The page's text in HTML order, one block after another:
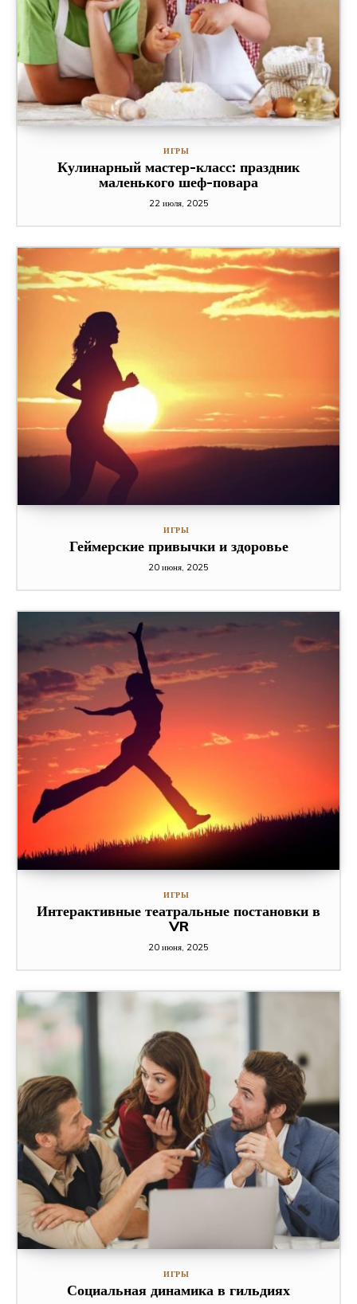
ИГРЫ
Кулинарный мастер-класс: праздник
маленького шеф-повара
22 июля, 2025
ИГРЫ
Геймерские привычки и здоровье
20 июня, 2025
ИГРЫ
Интерактивные театральные постановки в
VR
20 июня, 2025
ИГРЫ
Социальная динамика в гильдиях